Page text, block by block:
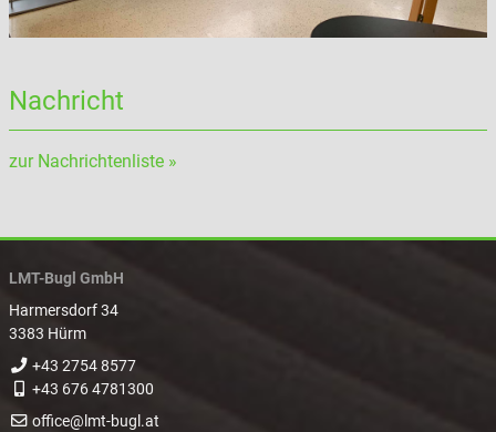
Nachricht
zur Nachrichtenliste »
LMT-Bugl GmbH
Harmersdorf 34
3383 Hürm
+43 2754 8577
+43 676 4781300
office@lmt-bugl.at